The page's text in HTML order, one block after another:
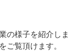
の様子を紹介しま
ご覧頂けます。